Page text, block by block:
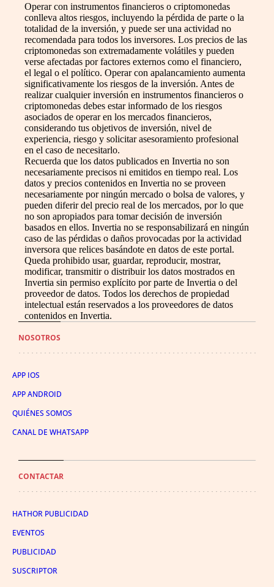
Operar con instrumentos financieros o criptomonedas
conlleva altos riesgos, incluyendo la pérdida de parte o la
totalidad de la inversión, y puede ser una actividad no
recomendada para todos los inversores. Los precios de las
criptomonedas son extremadamente volátiles y pueden
verse afectadas por factores externos como el financiero,
el legal o el político. Operar con apalancamiento aumenta
significativamente los riesgos de la inversión. Antes de
realizar cualquier inversión en instrumentos financieros o
criptomonedas debes estar informado de los riesgos
asociados de operar en los mercados financieros,
considerando tus objetivos de inversión, nivel de
experiencia, riesgo y solicitar asesoramiento profesional
en el caso de necesitarlo.
Recuerda que los datos publicados en Invertia no son
necesariamente precisos ni emitidos en tiempo real. Los
datos y precios contenidos en Invertia no se proveen
necesariamente por ningún mercado o bolsa de valores, y
pueden diferir del precio real de los mercados, por lo que
no son apropiados para tomar decisión de inversión
basados en ellos. Invertia no se responsabilizará en ningún
caso de las pérdidas o daños provocadas por la actividad
inversora que relices basándote en datos de este portal.
Queda prohibido usar, guardar, reproducir, mostrar,
modificar, transmitir o distribuir los datos mostrados en
Invertia sin permiso explícito por parte de Invertia o del
proveedor de datos. Todos los derechos de propiedad
intelectual están reservados a los proveedores de datos
contenidos en Invertia.
NOSOTROS
APP IOS
APP ANDROID
QUIÉNES SOMOS
CANAL DE WHATSAPP
CONTACTAR
HATHOR PUBLICIDAD
EVENTOS
PUBLICIDAD
SUSCRIPTOR